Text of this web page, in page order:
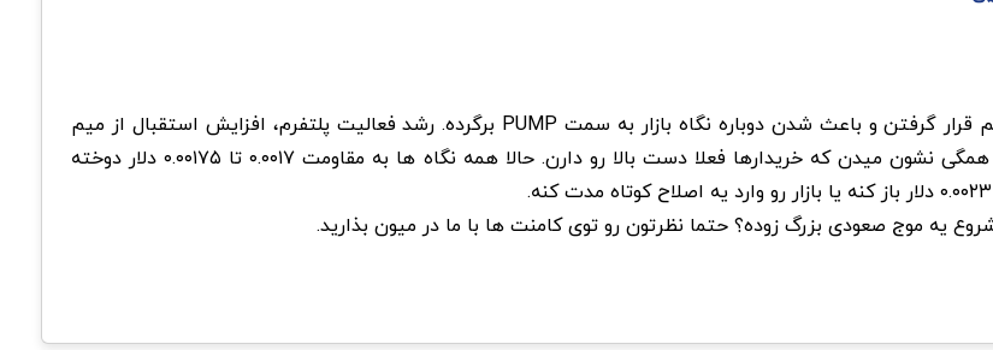
در تحلیل پامپ فان 15 تیر 1405 مشخصه که چند عامل مهم کنار هم قرار گرفتن و باعث شدن دوباره نگاه بازار به سمت PUMP برگرده. رشد فعالیت پلتفرم، افزایش استقبال از میم
کوین ها، بالا رفتن حجم معاملات فیوچرز و افزایش Open Interest همگی نشون میدن که خریدارها فعلا دست بالا رو دارن. حالا همه نگاه ها به مقاومت ۰.۰۰۱۷ تا ۰.۰۰۱۷۵ دلار دوخته
یه موج صعودی بزرگ زوده؟ حتما نظرتون رو توی کامنت ها با ما در میون بذارید.